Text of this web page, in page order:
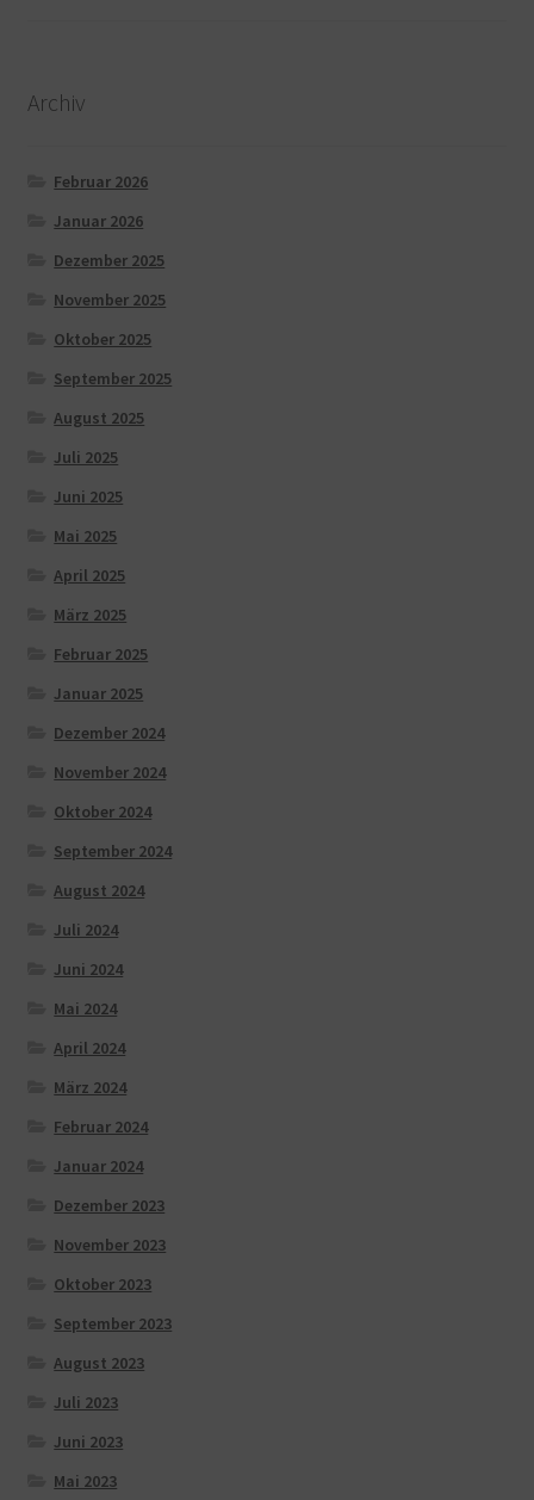
Archiv
Februar 2026
Januar 2026
Dezember 2025
November 2025
Oktober 2025
September 2025
August 2025
Juli 2025
Juni 2025
Mai 2025
April 2025
März 2025
Februar 2025
Januar 2025
Dezember 2024
November 2024
Oktober 2024
September 2024
August 2024
Juli 2024
Juni 2024
Mai 2024
April 2024
März 2024
Februar 2024
Januar 2024
Dezember 2023
November 2023
Oktober 2023
September 2023
August 2023
Juli 2023
Juni 2023
Mai 2023